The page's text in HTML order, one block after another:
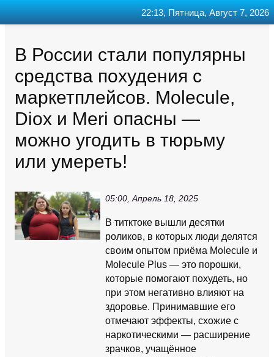
В России стали популярны
средства похудения с
маркетплейсов. Molecule,
Diox и Meri опасны —
можно угодить в тюрьму
или умереть!
05:00, Апрель 18, 2025
В титктоке вышли десятки
роликов, в которых люди делятся
своим опытом приёма Molecule и
Molecule Plus — это порошки,
которые помогают похудеть, но
при этом негативно влияют на
здоровье. Принимавшие его
отмечают эффекты, схожие с
наркотическими — расширение
зрачков, учащённое
22:13, Пятница, Август 7, 2026